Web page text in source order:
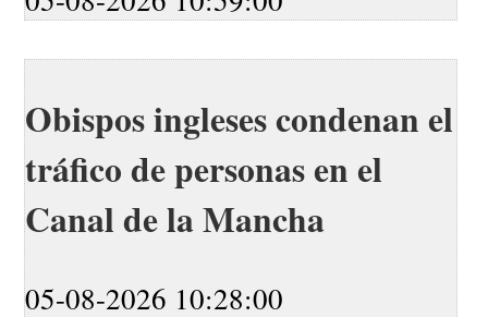
Obispos ingleses condenan el
tráfico de personas en el
Canal de la Mancha
05-08-2026 10:28:00